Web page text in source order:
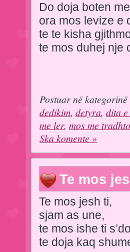
Do doja boten
ora mos levize e
te te kisha
te mos duhej nje
Postuar në kategorinë
dedikim, detyra, dita
me ler, mos me tradhto
Ska komente »
Te mos
Te mos jesh ti,
sjam as une,
te mos ishe ti
te doja kaq